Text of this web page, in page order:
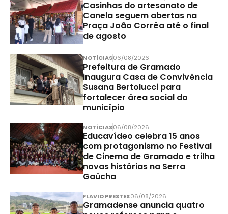
Casinhas do artesanato de
Canela seguem abertas na
Praça João Corrêa até o final
de agosto
NOTÍCIAS06/08/2026
Prefeitura de Gramado
inaugura Casa de Convivência
Susana Bertolucci para
fortalecer área social do
município
NOTÍCIAS06/08/2026
Educavídeo celebra 15 anos
com protagonismo no Festival
de Cinema de Gramado e trilha
novas histórias na Serra
Gaúcha
FLAVIO PRESTES06/08/2026
Gramadense anuncia quatro